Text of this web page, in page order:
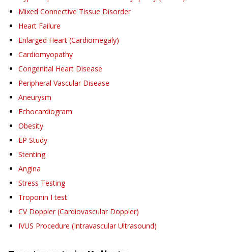
Mixed Connective Tissue Disorder
Heart Failure
Enlarged Heart (Cardiomegaly)
Cardiomyopathy
Congenital Heart Disease
Peripheral Vascular Disease
Aneurysm
Echocardiogram
Obesity
EP Study
Stenting
Angina
Stress Testing
Troponin I test
CV Doppler (Cardiovascular Doppler)
IVUS Procedure (Intravascular Ultrasound)